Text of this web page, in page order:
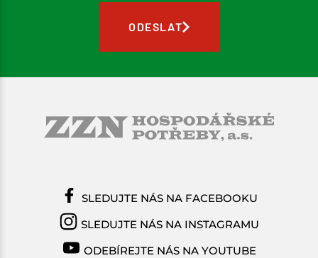
ODESLAT
SLEDUJTE NÁS NA FACEBOOKU
SLEDUJTE NÁS NA INSTAGRAMU
ODEBÍREJTE NÁS NA YOUTUBE